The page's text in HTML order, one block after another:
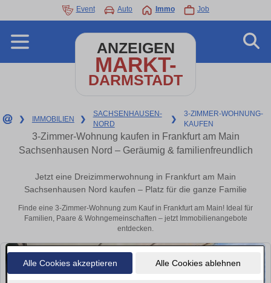
Alle Cookies akzeptieren Alle Cookies ablehnen
Event Auto Immo Job
ANZEIGEN
MARKT-
DARMSTADT
❯ IMMOBILIEN ❯
SACHSENHAUSEN-
NORD
❯
3-ZIMMER-WOHNUNG-
KAUFEN
3-Zimmer-Wohnung kaufen in Frankfurt am Main
Sachsenhausen Nord – Geräumig & familienfreundlich
Jetzt eine Dreizimmerwohnung in Frankfurt am Main
Sachsenhausen Nord kaufen – Platz für die ganze Familie
Finde eine 3-Zimmer-Wohnung zum Kauf in Frankfurt am Main! Ideal für
Familien, Paare & Wohngemeinschaften – jetzt Immobilienangebote
entdecken.